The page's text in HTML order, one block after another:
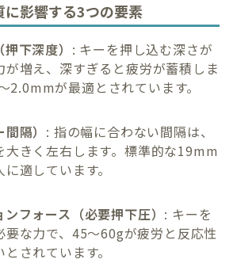
に影響する3つの要素
下深度） : キーを押し込む深さが
増え、深すぎると疲労が蓄積しま
2.0mmが最適とされています。
隔） : 指の幅に合わない間隔は、
大きく左右します。標準的な19mm
適しています。
フォース（必要押下圧） : キーを
要な力で、45〜60gが疲労と反応性
されています。